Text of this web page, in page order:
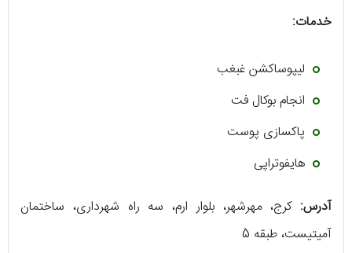
خدمات:
لیپوساکشن غبغب
انجام بوکال فت
پاکسازی پوست
هایفوتراپی
آدرس: کرج، مهرشهر، بلوار ارم، سه راه شهرداری، ساختمان
آمیتیست، طبقه 5